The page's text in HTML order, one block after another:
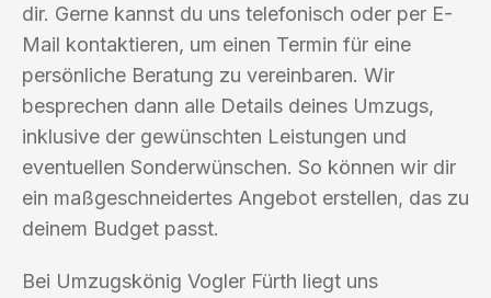
dir. Gerne kannst du uns telefonisch oder per E-
Mail kontaktieren, um einen Termin für eine
persönliche Beratung zu vereinbaren. Wir
besprechen dann alle Details deines Umzugs,
inklusive der gewünschten Leistungen und
eventuellen Sonderwünschen. So können wir dir
ein maßgeschneidertes Angebot erstellen, das zu
deinem Budget passt.
Bei Umzugskönig Vogler Fürth liegt uns